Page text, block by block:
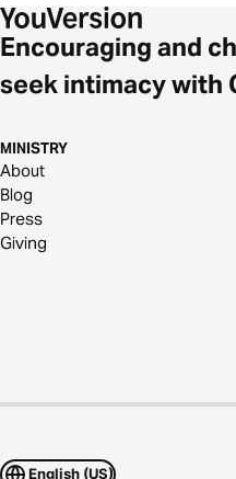
переосмыслить, что
достигать его в глазах
вечные принципы.
Encouraging and
seek intimacy with
MINISTRY
About
Blog
Press
Giving
English (US)